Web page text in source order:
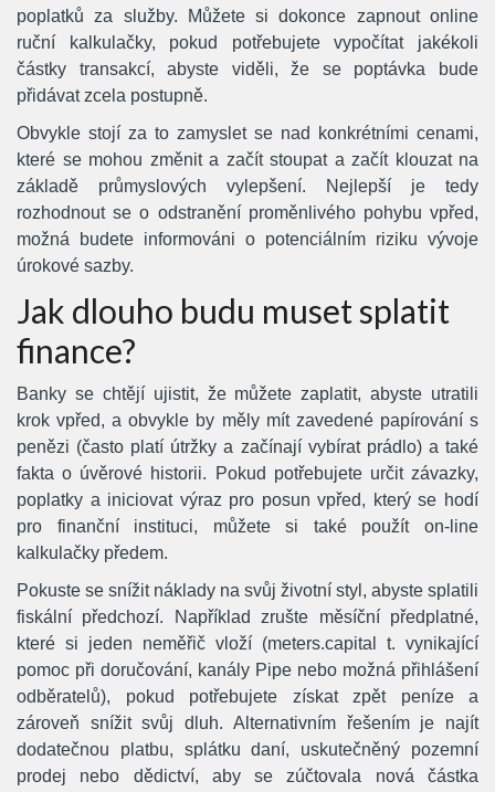
poplatků za služby. Můžete si dokonce zapnout online
ruční kalkulačky, pokud potřebujete vypočítat jakékoli
částky transakcí, abyste viděli, že se poptávka bude
přidávat zcela postupně.
Obvykle stojí za to zamyslet se nad konkrétními cenami,
které se mohou změnit a začít stoupat a začít klouzat na
základě průmyslových vylepšení. Nejlepší je tedy
rozhodnout se o odstranění proměnlivého pohybu vpřed,
možná budete informováni o potenciálním riziku vývoje
úrokové sazby.
Jak dlouho budu muset splatit
finance?
Banky se chtějí ujistit, že můžete zaplatit, abyste utratili
krok vpřed, a obvykle by měly mít zavedené papírování s
penězi (často platí útržky a začínají vybírat prádlo) a také
fakta o úvěrové historii. Pokud potřebujete určit závazky,
poplatky a iniciovat výraz pro posun vpřed, který se hodí
pro finanční instituci, můžete si také použít on-line
kalkulačky předem.
Pokuste se snížit náklady na svůj životní styl, abyste splatili
fiskální předchozí. Například zrušte měsíční předplatné,
které si jeden neměřič vloží (meters.capital t. vynikající
pomoc při doručování, kanály Pipe nebo možná přihlášení
odběratelů), pokud potřebujete získat zpět peníze a
zároveň snížit svůj dluh. Alternativním řešením je najít
dodatečnou platbu, splátku daní, uskutečněný pozemní
prodej nebo dědictví, aby se zúčtovala nová částka